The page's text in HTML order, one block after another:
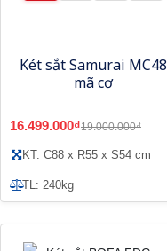
Két sắt Samurai MC48
mã cơ
16.499.000₫19.000.000₫
KT: C88 x R55 x S54 cm
TL: 240kg